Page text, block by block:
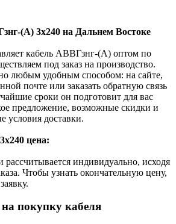
(А) 3х240 на Дальнем Востоке
кабель АВВГзнг-(А) оптом по
под заказ на производство.
любым удобным способом: на сайте,
почте или заказать обратную связь
сроки он подготовит для вас
предложение, возможные скидки и
условия доставки.
цена:
индивидуально, исходя
Чтобы узнать окончательную цену,
покупку кабеля